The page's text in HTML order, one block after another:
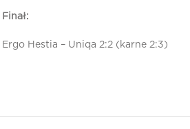
Finał:
Ergo Hestia – Uniqa 2:2 (karne 2:3)